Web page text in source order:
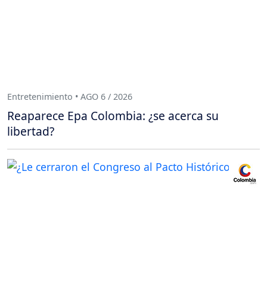
Entretenimiento • AGO 6 / 2026
Reaparece Epa Colombia: ¿se acerca su
libertad?